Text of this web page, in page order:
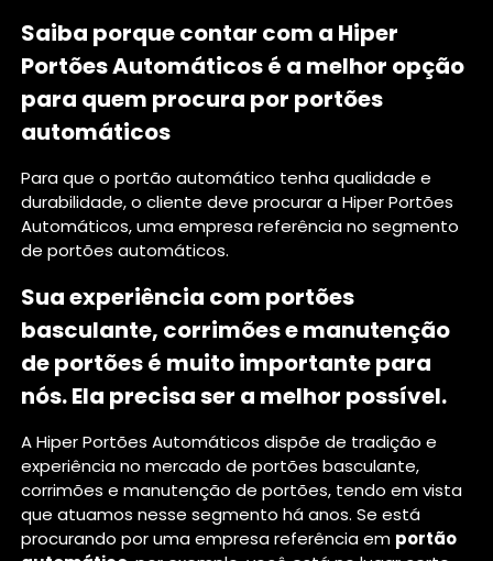
Saiba porque contar com a Hiper
Portões Automáticos é a melhor opção
para quem procura por portões
automáticos
Para que o portão automático tenha qualidade e
durabilidade, o cliente deve procurar a Hiper Portões
Automáticos, uma empresa referência no segmento
de portões automáticos.
Sua experiência com portões
basculante, corrimões e manutenção
de portões é muito importante para
nós. Ela precisa ser a melhor possível.
A Hiper Portões Automáticos dispõe de tradição e
experiência no mercado de portões basculante,
corrimões e manutenção de portões, tendo em vista
que atuamos nesse segmento há anos. Se está
procurando por uma empresa referência em portão